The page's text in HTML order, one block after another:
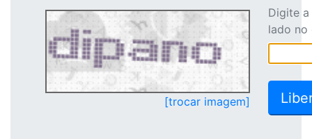
[trocar imagem]
Digite
lado no